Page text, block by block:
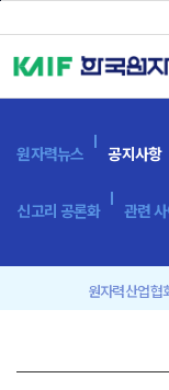
원자력뉴스 공지사항
신고리 공론화 관련
원자력산업협